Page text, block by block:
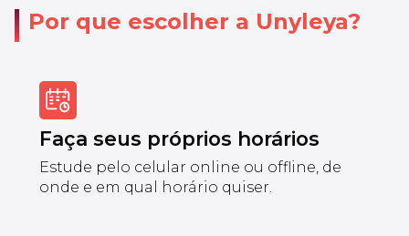
Por que escolher a Unyleya?
Faça seus próprios horários
Estude pelo celular online ou offline, de
onde e em qual horário quiser.